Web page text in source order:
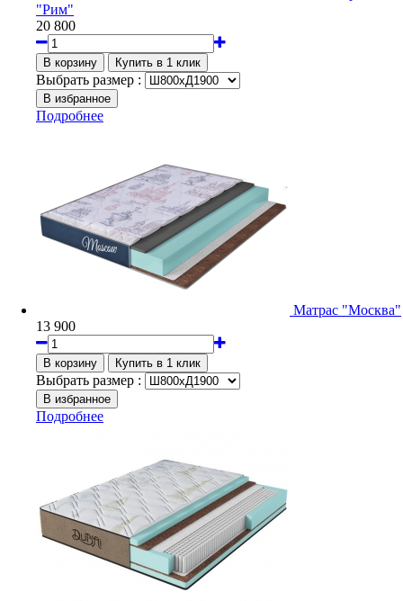
"Рим"
20 800
Выбрать размер :
Подробнее
Матрас "Москва"
13 900
Выбрать размер :
Подробнее